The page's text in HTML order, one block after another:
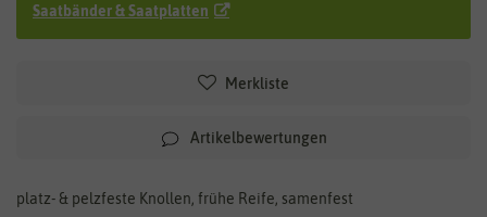
Saatbänder & Saatplatten
Merkliste
Artikelbewertungen
platz- & pelzfeste Knollen, frühe Reife, samenfest